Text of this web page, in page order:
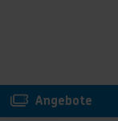
Angebote